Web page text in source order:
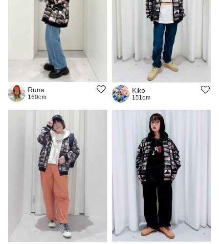
Runa
160cm
Kiko
151cm